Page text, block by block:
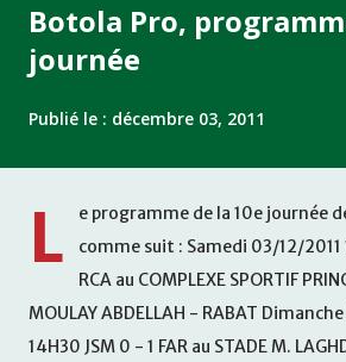
Botola Pro,
journée
Publié le : décembre 03, 2011
L
e programme de la 10e journée
comme suit : Samedi 03/12/2011
RCA au COMPLEXE SPORTIF
MOULAY ABDELLAH - RABAT
14H30 JSM 0 - 1 FAR au STADE M.